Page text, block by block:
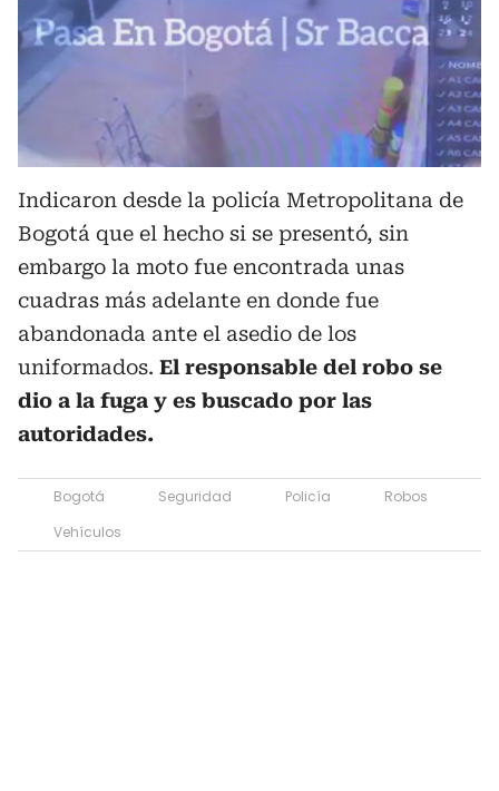
Indicaron desde la policía Metropolitana de
Bogotá que el hecho si se presentó, sin
embargo la moto fue encontrada unas
cuadras más adelante en donde fue
abandonada ante el asedio de los
uniformados. El responsable del robo se
dio a la fuga y es buscado por las
autoridades.
Bogotá Seguridad Policía
Robos
Vehículos